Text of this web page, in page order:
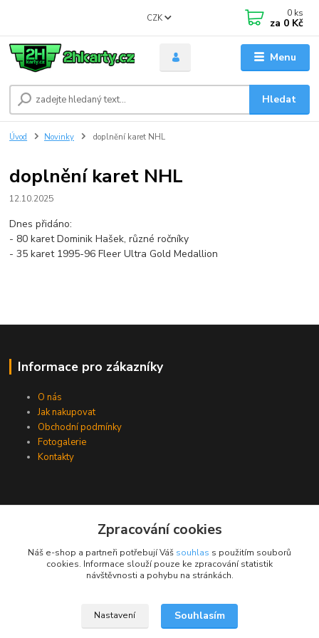
Menu
CZK
Hledat
0 ks
za 0 Kč
Úvod Novinky doplnění karet NHL
doplnění karet NHL
12.10.2025
Dnes přidáno:
- 80 karet Dominik Hašek, různé ročníky
- 35 karet 1995-96 Fleer Ultra Gold Medallion
Informace pro zákazníky
O nás
Jak nakupovat
Obchodní podmínky
Fotogalerie
Kontakty
Upravit sběr cookies.
Zpracování cookies
Náš e-shop a partneři potřebují Váš souhlas s použitím souborů
cookies. Informace slouží pouze ke zpracování statistik
návštěvnosti a pohybu na stránkách.
Nastavení Souhlasím